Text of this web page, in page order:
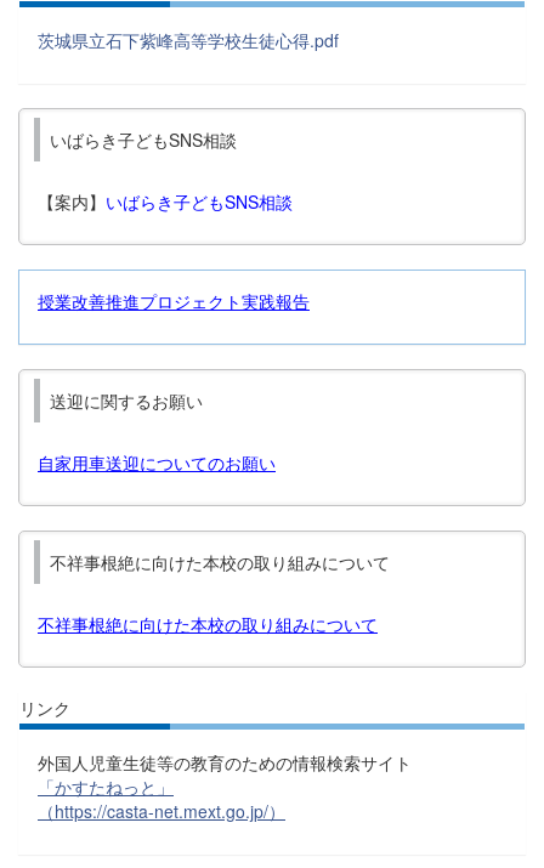
茨城県立石下紫峰高等学校生徒心得.pdf
いばらき子どもSNS相談
【案内】 いばらき子どもSNS相談
授業改善推進プロジェクト実践報告
送迎に関するお願い
自家用車送迎についてのお願い
不祥事根絶に向けた本校の取り組みについて
不祥事根絶に向けた本校の取り組みについて
リンク
外国人児童生徒等の教育のための情報検索サイト
「かすたねっと」
（https://casta-net.mext.go.jp/）